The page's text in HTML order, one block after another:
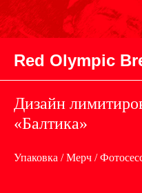
Red Olympic
Дизайн
«Балтика»
Упаковка / Мерч /